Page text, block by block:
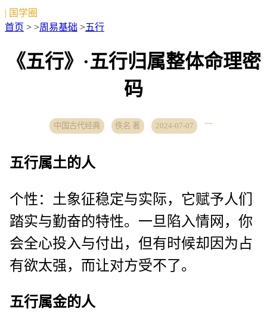
| 国学圈
首页 > >周易基础 >五行
《五行》·五行归属整体命理密
码
中国古代经典 佚名 著 2024-07-07
五行属土的人
个性：土象征稳定与实际，它赋予人们
踏实与勤奋的特性。一旦陷入情网，你
会全心投入与付出，但有时候却因为占
有欲太强，而让对方受不了。
五行属金的人